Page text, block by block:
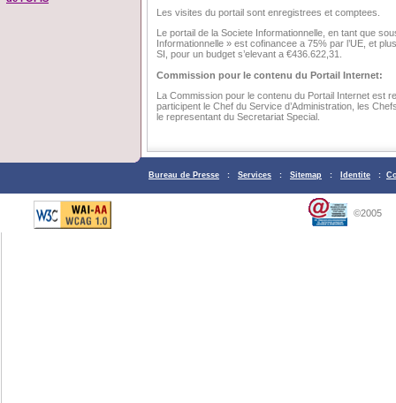
Les visites du portail sont enregistrees et comptees.
Le portail de la Societe Informationnelle, en tant que
Informationnelle » est cofinancee a 75% par l’UE, et
SI, pour un budget s’elevant a €436.622,31.
Commission pour le contenu du Portail Internet:
La Commission pour le contenu du Portail Internet est
participent le Chef du Service d’Administration, les
le representant du Secretariat Special.
Bureau de Presse : Services : Sitemap : Identite :
©2005